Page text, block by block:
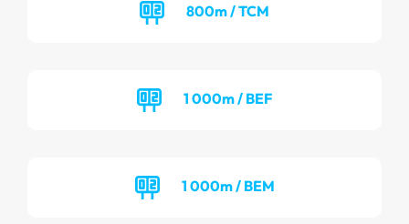
800m / TCM
1 000m / BEF
1 000m / BEM